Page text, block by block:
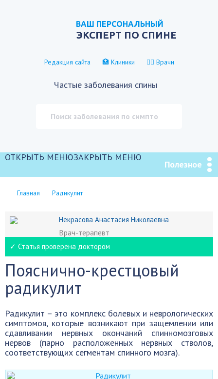
ВАШ ПЕРСОНАЛЬНЫЙ
ЭКСПЕРТ ПО СПИНЕ
Редакция сайта 🏥 Клиники 👨‍⚕️ Врачи
Частые заболевания спины
ОТКРЫТЬ МЕНЮЗАКРЫТЬ МЕНЮ
Полезное
Главная Радикулит
Некрасова Анастасия Николаевна
Врач-терапевт
✓ Статья проверена доктором
Пояснично-крестцовый
радикулит
Радикулит – это комплекс болевых и неврологических
симптомов, которые возникают при защемлении или
сдавливании нервных окончаний спинномозговых
нервов (парно расположенных нервных стволов,
соответствующих сегментам спинного мозга).